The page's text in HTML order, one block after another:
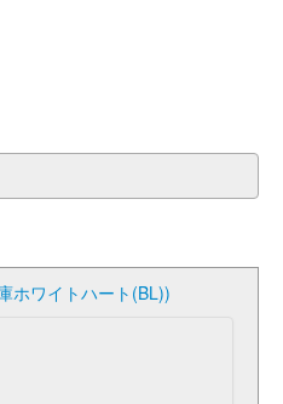
ホワイトハート(BL))